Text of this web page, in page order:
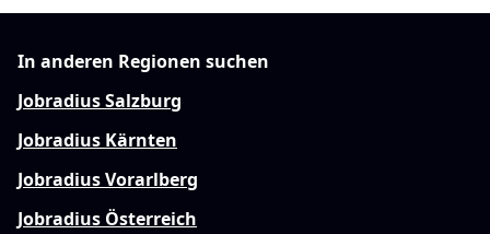
In anderen Regionen suchen
Jobradius Salzburg
Jobradius Kärnten
Jobradius Vorarlberg
Jobradius Österreich